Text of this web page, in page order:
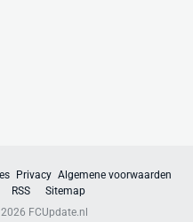
Privacy Algemene voorwaarden
RSS
Sitemap
FCUpdate.nl